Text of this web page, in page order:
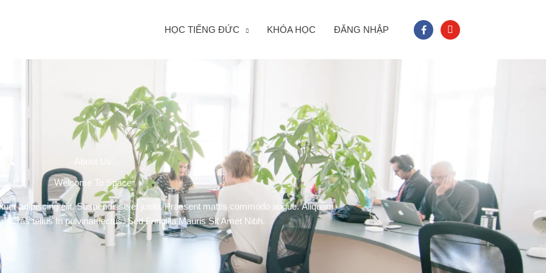
HỌC TIẾNG ĐỨC KHÓA HỌC ĐĂNG NHẬP
facebookyoutube
Welcome To Space
adipiscing elit. Suspendisse et justo. Praesent mattis commodo augue. Aliquam
Cras tellus In pulvinar lectus. Sed Fringilla Mauris Sit Amet Nibh.